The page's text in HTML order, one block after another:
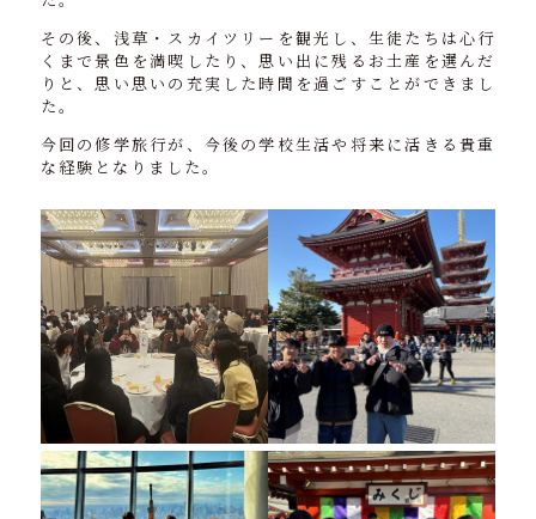
その後、浅草・スカイツリーを観光し、生徒たちは心行
くまで景色を満喫したり、思い出に残るお土産を選んだ
りと、思い思いの充実した時間を過ごすことができまし
た。
今回の修学旅行が、今後の学校生活や将来に活きる貴重
な経験となりました。